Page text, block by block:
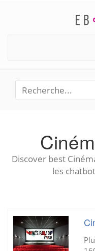
Discover best
les